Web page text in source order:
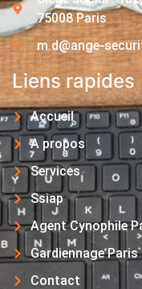
75008 Paris
m.d@ange-
Liens rapides
Accueil
A propos
Services
Ssiap
Agent Cynophile
Gardiennage Paris
Contact